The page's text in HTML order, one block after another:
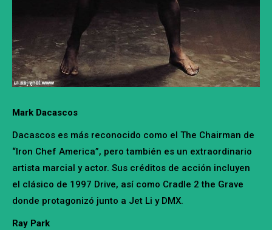
Mark Dacascos
Dacascos es más reconocido como el The Chairman de
“Iron Chef America”, pero también es un extraordinario
artista marcial y actor. Sus créditos de acción incluyen
el clásico de 1997 Drive, así como Cradle 2 the Grave
donde protagonizó junto a Jet Li y DMX.
Ray Park